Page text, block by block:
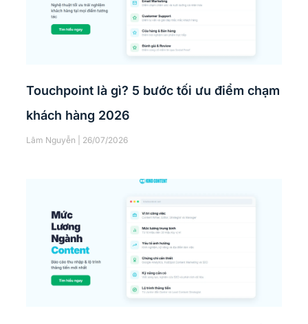
Touchpoint là gì? 5 bước tối ưu điểm chạm
khách hàng 2026
Lâm Nguyễn 26/07/2026